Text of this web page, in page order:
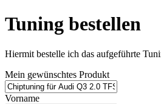
Tuning bestellen
Hiermit bestelle ich das aufgeführte
Mein gewünschtes Produkt
Vorname